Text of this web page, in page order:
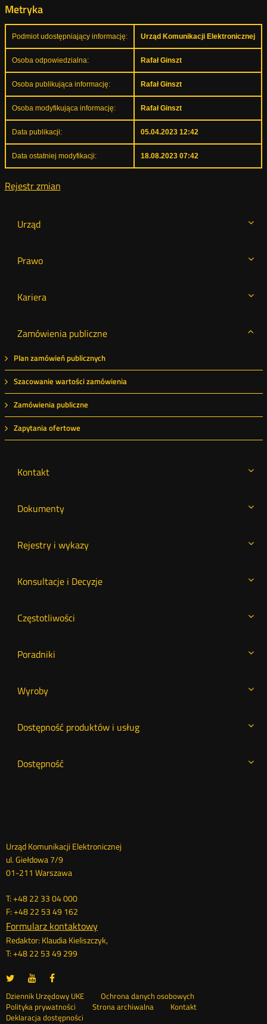
Urząd
Prawo
Kariera
Zamówienia publiczne
Plan zamówień publicznych
Szacowanie wartości zamówienia
Zamówienia publiczne
Zapytania ofertowe
Kontakt
Dokumenty
Rejestry i wykazy
Konsultacje i Decyzje
Częstotliwości
Poradniki
Wyroby
Dostępność produktów i usług
Dostępność
Metryka
Podmiot udostępniający informację: Urząd Komunikacji Elektronicznej
Osoba odpowiedzialna: Rafał Ginszt
Osoba publikująca informację: Rafał Ginszt
Osoba modyfikująca informację: Rafał Ginszt
Data publikacji: 05.04.2023 12:42
Data ostatniej modyfikacji: 18.08.2023 07:42
Rejestr zmian
Dane
kontaktowe
Urząd Komunikacji Elektronicznej
ul. Giełdowa 7/9
01-211 Warszawa
T: +48 22 33 04 000
F: +48 22 53 49 162
Formularz kontaktowy
Redaktor: Klaudia Kieliszczyk,
T: +48 22 53 49 299
UKE
portalu
Twitter
Otwórz
nowym
oknie
UKE
portalu
Youtube
Otwórz
nowym
oknie
portalu
Facebook
nowym
oknie
Stopka
Dziennik Urzędowy UKE Otwórz
Ochrona danych osobowych
Polityka prywatności
Otwórz
w
Strona archiwalna
Kontakt
Deklaracja dostępności